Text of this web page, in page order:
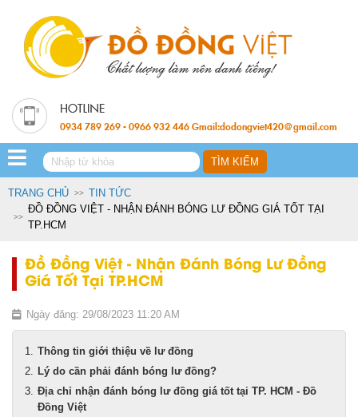
0934 789 269 - 0966 932 446 Gmail:dodongviet420@gmail.com
TRANG CHỦ
TIN TỨC
ĐỒ ĐỒNG VIỆT - NHẬN ĐÁNH BÓNG LƯ ĐỒNG GIÁ TỐT TẠI
TP.HCM
Đồ Đồng Việt - Nhận Đánh Bóng Lư Đồng
Giá Tốt Tại TP.HCM
Ngày đăng: 29/08/2023 11:20 AM
Thông tin giới thiệu về lư đồng
Lý do cần phải đánh bóng lư đồng?
Địa chỉ nhận đánh bóng lư đồng giá tốt tại TP. HCM - Đồ
Đồng Việt